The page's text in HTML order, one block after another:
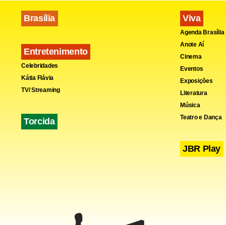
Brasília
Entretenimento
Celebridades
Kátia Flávia
TV/ Streaming
Torcida
Viva
Agenda Brasília
Anote Aí
Cinema
Eventos
Exposições
Literatura
Música
Teatro e Dança
JBR Play